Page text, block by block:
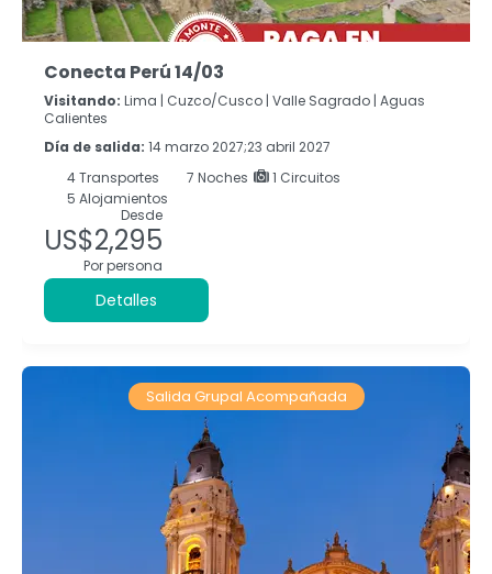
Conecta Perú 14/03
Visitando: Lima | Cuzco/Cusco | Valle Sagrado | Aguas
Calientes
Día de salida: 14 marzo 2027;23 abril 2027
4Transportes 7 Noches
1 Circuitos
5 Alojamientos
Desde
US$2,295
Por persona
Detalles
Salida Grupal Acompañada